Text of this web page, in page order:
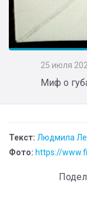
25 июля
Миф о
Текст: Людмила
Фото: https://